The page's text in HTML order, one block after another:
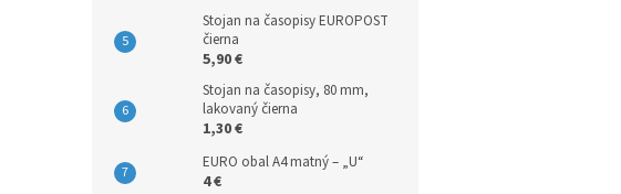
Stojan na časopisy EUROPOST
čierna
5,90 €
Stojan na časopisy, 80 mm,
lakovaný čierna
1,30 €
EURO obal A4 matný – „U“
4 €